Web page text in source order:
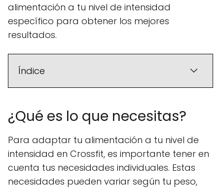
alimentación a tu nivel de intensidad
específico para obtener los mejores
resultados.
Índice
¿Qué es lo que necesitas?
Para adaptar tu alimentación a tu nivel de
intensidad en Crossfit, es importante tener en
cuenta tus necesidades individuales. Estas
necesidades pueden variar según tu peso,